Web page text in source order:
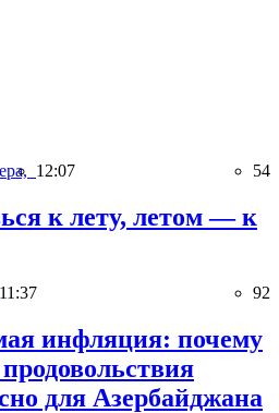
12:07 54
к лету, летом — к
11:37 92
инфляция: почему
для Азербайджана